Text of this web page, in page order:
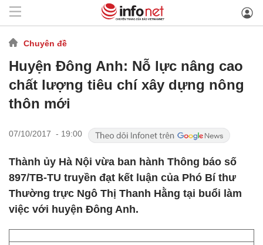
Chuyên đề
Huyện Đông Anh: Nỗ lực nâng cao
chất lượng tiêu chí xây dựng nông
thôn mới
07/10/2017 - 19:00
Thành ủy Hà Nội vừa ban hành Thông báo số
897/TB-TU truyền đạt kết luận của Phó Bí thư
Thường trực Ngô Thị Thanh Hằng tại buổi làm
việc với huyện Đông Anh.